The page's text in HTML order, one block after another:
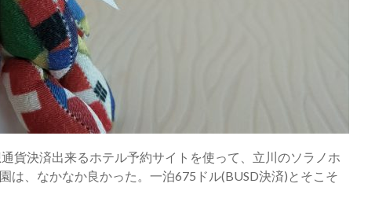
貨決済出来るホテル予約サイトを使って、立川のソラノホ
は、なかなか良かった。一泊675ドル(BUSD決済)とそこそ